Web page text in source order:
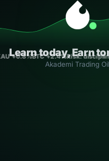
Learn today, Earn
Akademi Trading Oil
+0.8%BTC +2.4%Risk: